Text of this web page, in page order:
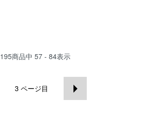
195商品中 57 - 84表示
3 ページ目